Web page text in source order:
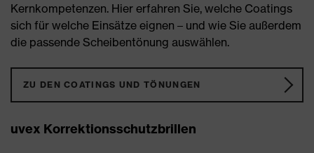
Kernkompetenzen. Hier erfahren Sie, welche Coatings
sich für welche Einsätze eignen – und wie Sie außerdem
die passende Scheibentönung auswählen.
ZU DEN COATINGS UND TÖNUNGEN
uvex Korrektionsschutzbrillen